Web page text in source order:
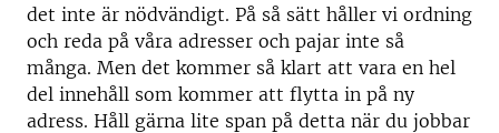
det inte är nödvändigt. På så sätt håller vi ordning
och reda på våra adresser och pajar inte så
många. Men det kommer så klart att vara en hel
del innehåll som kommer att flytta in på ny
adress. Håll gärna lite span på detta när du jobbar